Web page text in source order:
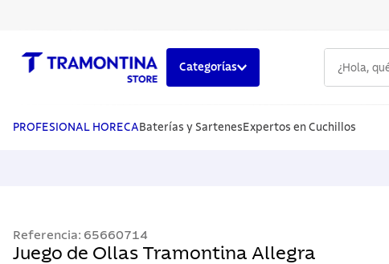
Categorías
PROFESIONAL HORECA Baterías y Sartenes Expertos en Cuchillos
Referencia: 65660714
Juego de Ollas Tramontina Allegra
1.
cuchillos
5 . ollas